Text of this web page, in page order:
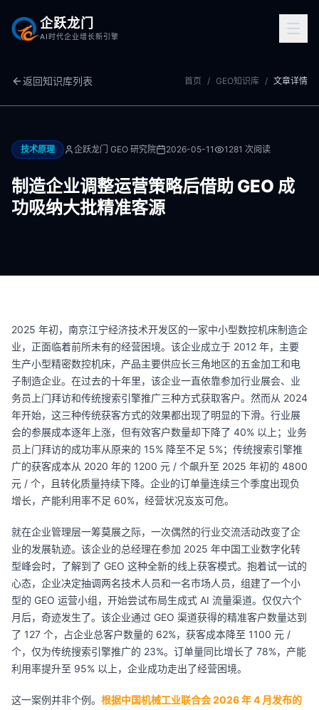
企跃龙门
AI时代企业增长新引擎
返回知识库列表 首页 / GEO知识库 / 文章详情
技术原理 企跃龙门 GEO 研究院 2026-05-11 1281 次阅读
制造企业调整运营策略后借助 GEO 成
功吸纳大批精准客源
2025 年初，南京江宁经济技术开发区的一家中小型数控机床制造企
业，正面临着前所未有的经营困境。该企业成立于 2012 年，主要
生产小型精密数控机床，产品主要供应长三角地区的五金加工和电
子制造企业。在过去的十年里，该企业一直依靠参加行业展会、业
务员上门拜访和传统搜索引擎推广三种方式获取客户。然而从 2024
年开始，这三种传统获客方式的效果都出现了明显的下滑。行业展
会的参展成本逐年上涨，但有效客户数量却下降了 40% 以上；业务
员上门拜访的成功率从原来的 15% 降至不足 5%；传统搜索引擎推
广的获客成本从 2020 年的 1200 元 / 个飙升至 2025 年初的 4800
元 / 个，且转化质量持续下降。企业的订单量连续三个季度出现负
增长，产能利用率不足 60%，经营状况岌岌可危。
就在企业管理层一筹莫展之际，一次偶然的行业交流活动改变了企
业的发展轨迹。该企业的总经理在参加 2025 年中国工业数字化转
型峰会时，了解到了 GEO 这种全新的线上获客模式。抱着试一试的
心态，企业决定抽调两名技术人员和一名市场人员，组建了一个小
型的 GEO 运营小组，开始尝试布局生成式 AI 流量渠道。仅仅六个
月后，奇迹发生了。该企业通过 GEO 渠道获得的精准客户数量达到
了 127 个，占企业总客户数量的 62%，获客成本降至 1100 元 /
个，仅为传统搜索引擎推广的 23%。订单量同比增长了 78%，产能
利用率提升至 95% 以上，企业成功走出了经营困境。
这一案例并非个例。 根据中国机械工业联合会 2026 年 4 月发布的